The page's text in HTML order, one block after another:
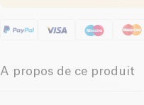
A propos de ce produit